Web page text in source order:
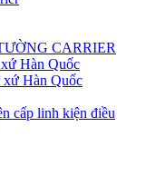
CARRIER
Hàn Quốc
Hàn Quốc
cấp linh kiện điều